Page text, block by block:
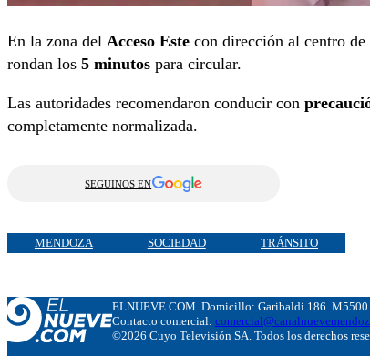
En la zona del Acceso Este con dirección al centro de
rondan los 5 minutos para circular.
Las autoridades recomendaron conducir con
completamente normalizada.
SEGUINOS EN
MENDOZA SOCIEDAD TRÁNSITO
ELNUEVE.COM. Domicillo: Garibaldi 186. M5500
Contacto comercial:
©2026 Cuyo Televisión SA. Todos los derechos